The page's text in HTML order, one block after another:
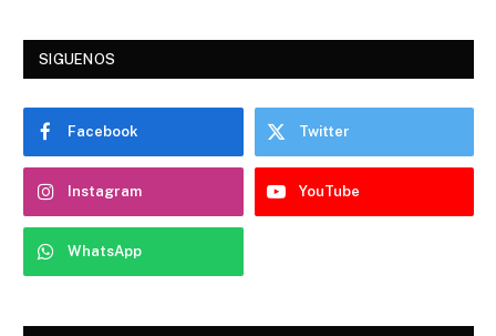
SIGUENOS
Facebook Twitter
Instagram YouTube
WhatsApp